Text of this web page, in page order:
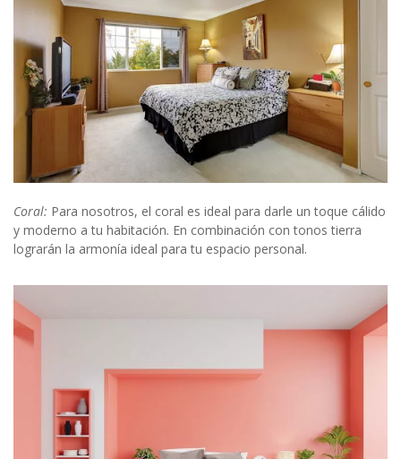
Coral: Para nosotros, el coral es ideal para darle un toque cálido
y moderno a tu habitación. En combinación con tonos tierra
lograrán la armonía ideal para tu espacio personal.